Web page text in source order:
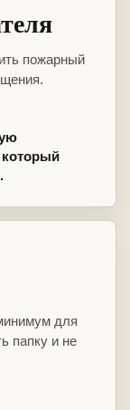
пожарный
для
папку и не